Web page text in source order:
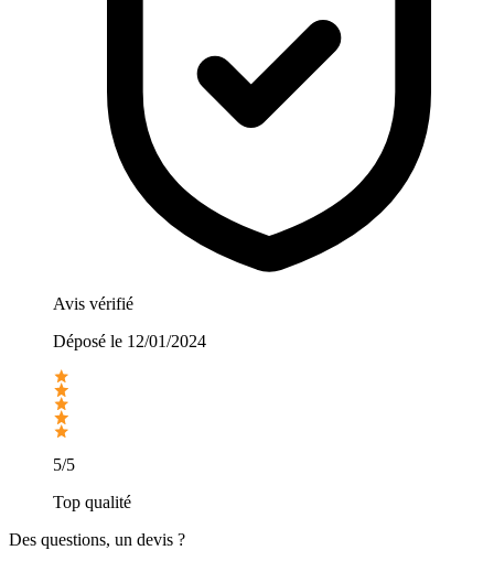
Avis vérifié
Déposé le 12/01/2024
5/5
Top qualité
Des questions, un devis ?